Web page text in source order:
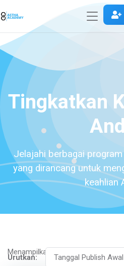
Tingkatkan
Jelajahi berbagai
yang dirancang untuk
keahlian
Menampilkan 1 - 6 dari 10
Urutkan: